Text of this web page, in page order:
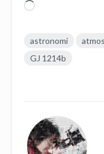
Memuat...
astronomi
GJ 1214b